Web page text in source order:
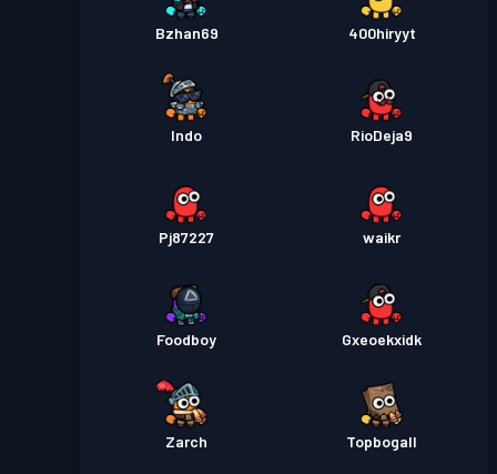
Bzhan69 400hiryyt
Indo RioDeja9
Pj87227 waikr
Foodboy Gxeoekxidk
Zarch Topbogall